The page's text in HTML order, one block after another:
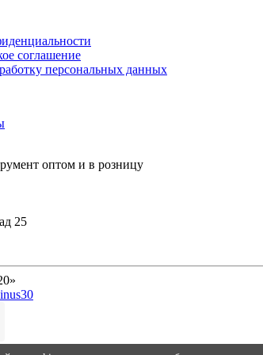
соглашение
персональных данных
оптом и в розницу
25